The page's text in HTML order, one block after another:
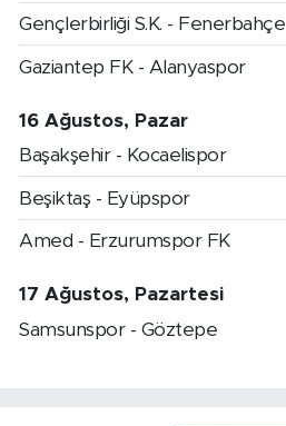
Gençlerbirliği S.K. - Fenerbahçe
Gaziantep FK - Alanyaspor
16 Ağustos, Pazar
Başakşehir - Kocaelispor
Beşiktaş - Eyüpspor
Amed - Erzurumspor FK
17 Ağustos, Pazartesi
Samsunspor - Göztepe